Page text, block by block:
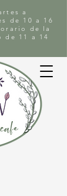
a
de 10 a 16
de la
de 11 a 14